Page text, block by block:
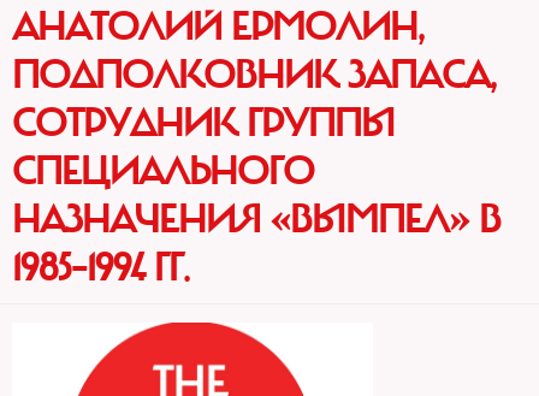
АНАТОЛИЙ ЕРМОЛИН,
ПОДПОЛКОВНИК ЗАПАСА,
СОТРУДНИК ГРУППЫ
СПЕЦИАЛЬНОГО
НАЗНАЧЕНИЯ «ВЫМПЕЛ» В
1985–1994 ГГ.